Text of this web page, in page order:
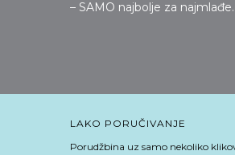
– SAMO najbolje za najmlađe.
LAKO PORUČIVANJE
Porudžbina uz samo nekoliko